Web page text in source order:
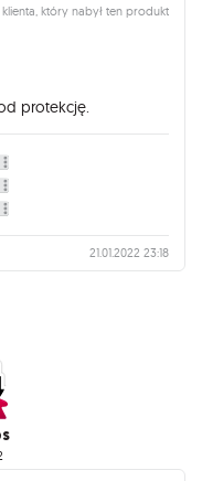
klienta, który nabył ten produkt
protekcję.
21.01.2022 23:18